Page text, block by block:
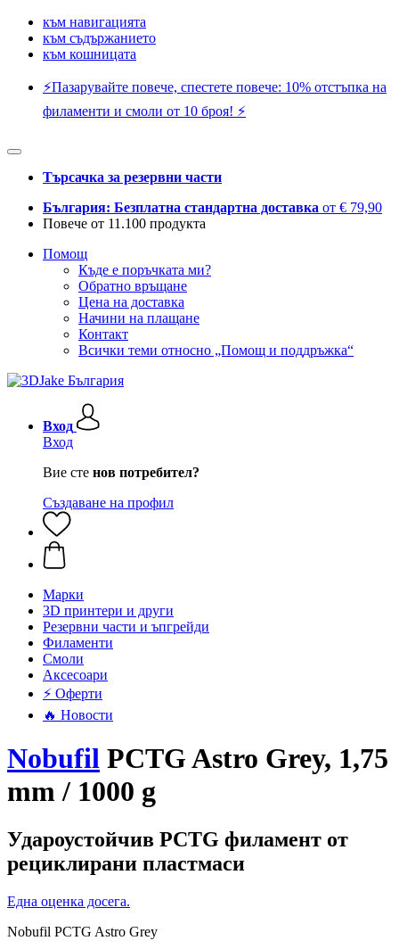
към навигацията
към съдържанието
към кошницата
⚡️Пазарувайте повече, спестете повече: 10% отстъпка на
филаменти и смоли от 10 броя! ⚡️
Търсачка за резервни части
България: Безплатна стандартна доставка от € 79,90
Повече от 11.100 продукта
Помощ
Къде е поръчката ми?
Обратно връщане
Цена на доставка
Начини на плащане
Контакт
Всички теми относно „Помощ и поддръжка“
Вход
Вход
Вие сте нов потребител?
Създаване на профил
Mарки
3D принтери и други
Резервни части и ъпгрейди
Филаменти
Смоли
Аксесоари
⚡ Оферти
🔥 Новости
Nobufil PCTG Astro Grey, 1,75
mm / 1000 g
Удароустойчив PCTG филамент от
рециклирани пластмаси
Една оценка досега.
Nobufil PCTG Astro Grey